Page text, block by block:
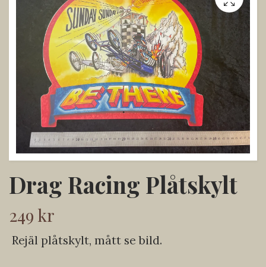
Drag Racing Plåtskylt
249 kr
Rejäl plåtskylt, mått se bild.